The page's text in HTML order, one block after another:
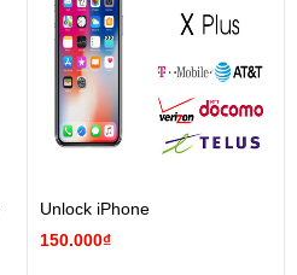
Unlock iPhone
150.000₫